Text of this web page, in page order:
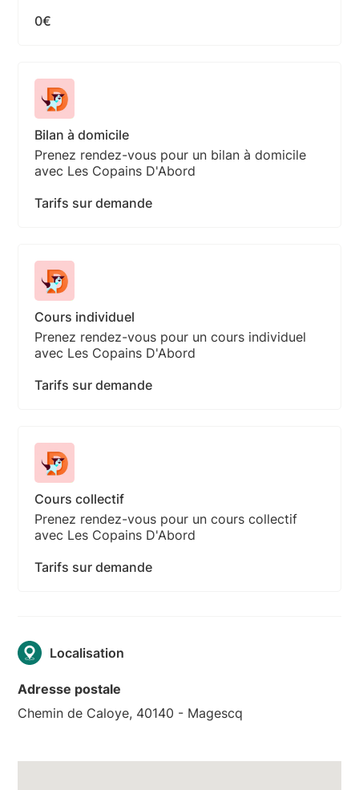
0€
Bilan à domicile
Prenez rendez-vous pour un bilan à domicile
avec Les Copains D'Abord
Tarifs sur demande
Cours individuel
Prenez rendez-vous pour un cours individuel
avec Les Copains D'Abord
Tarifs sur demande
Cours collectif
Prenez rendez-vous pour un cours collectif
avec Les Copains D'Abord
Tarifs sur demande
Localisation
Adresse postale
Chemin de Caloye, 40140 - Magescq